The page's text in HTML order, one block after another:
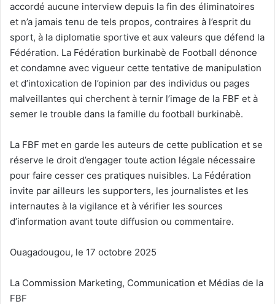
accordé aucune interview depuis la fin des éliminatoires
et n’a jamais tenu de tels propos, contraires à l’esprit du
sport, à la diplomatie sportive et aux valeurs que défend la
Fédération. La Fédération burkinabè de Football dénonce
et condamne avec vigueur cette tentative de manipulation
et d’intoxication de l’opinion par des individus ou pages
malveillantes qui cherchent à ternir l’image de la FBF et à
semer le trouble dans la famille du football burkinabè.
La FBF met en garde les auteurs de cette publication et se
réserve le droit d’engager toute action légale nécessaire
pour faire cesser ces pratiques nuisibles. La Fédération
invite par ailleurs les supporters, les journalistes et les
internautes à la vigilance et à vérifier les sources
d’information avant toute diffusion ou commentaire.
Ouagadougou, le 17 octobre 2025
La Commission Marketing, Communication et Médias de la
FBF